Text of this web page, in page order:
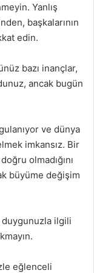
Yanlış
başkalarının
edin.
bazı inançlar,
ancak bugün
ve dünya
imkansız. Bir
olmadığını
büyüme değişim
ilgili
eğlenceli